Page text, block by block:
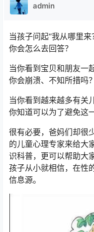
admin
当孩子问起“我从哪里来
你会怎么去回答？
当你看到宝贝和朋友一
你会崩溃、不知所措吗？
当你看到越来越多有关
你知道可以为了避免这
很有必要，爸妈们却很
的儿童心理专家来给大
识科普，更可以帮助大
孩子从小就相信，在性
信息源。